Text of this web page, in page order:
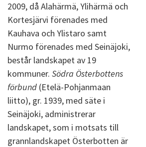
2009, då Alahärmä, Ylihärmä och
Kortesjärvi förenades med
Kauhava och Ylistaro samt
Nurmo förenades med Seinäjoki,
består landskapet av 19
kommuner. Södra Österbottens
förbund (Etelä-Pohjanmaan
liitto), gr. 1939, med säte i
Seinäjoki, administrerar
landskapet, som i motsats till
grannlandskapet Österbotten är